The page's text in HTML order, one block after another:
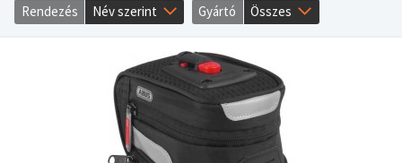
Rendezés Név szerint Gyártó Összes